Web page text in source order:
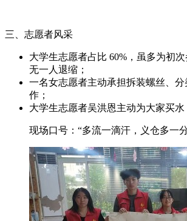
三、志愿者风采
大学生志愿者占比 60%，虽多为初
无一人退缩；
一名女志愿者主动承担拆装螺丝、
作；
大学生志愿者吴洪恩主动为大家买水
现场口号：“多流一滴汗，义仓多一